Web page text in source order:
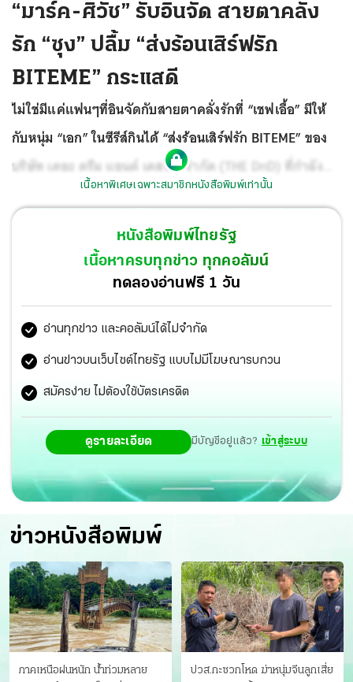
“มาร์ค-ศิวัช” รับอินจัด สายตาคลั่ง
รัก “ซุง” ปลื้ม “ส่งร้อนเสิร์ฟรัก
BITEME” กระแสดี
ไม่ใช่มีแค่แฟนๆที่อินจัดกับสายตาคลั่งรักที่ “เชฟเอื้อ” มีให้
กับหนุ่ม “เอก” ในซีรีส์กินได้ “ส่งร้อนเสิร์ฟรัก BITEME” ของ
บริษัท เดอะ ดรีม แอนด์ เดสทินี จำกัด (THE DnD) ที่กำลัง
เริ่มทวีความเข้มข้นอยู่ในหน้าจอ ช่อง One31 และ VIU ด้าน
นักแสดงนำอย่าง “มาร์ค-ศิวัช จำลองกุล” ที่มารับบทเป็น
“เอก” ยังออกปากว่าอินจัดไม่แพ้กันเพราะทุกครั้งที่ต้องเข้า
ฉากกับ “ซุง-กิดาการ ฉัตรแก้วมณี” ที่รับบทเป็น “เชฟเอื้อ”
เจ้าตัวก็รู้สึกได้ถึงสายตาคลั่งรักที่ซุงใช้ชวนมาร์คฟิน อินไป
กับความสัมพันธ์ระหว่างเอกและเชฟเอื้อเช่นกัน
เนื้อหาพิเศษเฉพาะสมาชิกหนังสือพิมพ์เท่านั้น
หนังสือพิมพ์ไทยรัฐ
เนื้อหาครบทุกข่าว ทุกคอลัมน์
ทดลองอ่านฟรี 1 วัน
อ่านทุกข่าว และคอลัมน์ได้ไม่จำกัด
อ่านข่าวบนเว็บไซต์ไทยรัฐ แบบไม่มีโฆษณารบกวน
สมัครง่าย ไม่ต้องใช้บัตรเครดิต
ดูรายละเอียด มีบัญชีอยู่แล้ว? เข้าสู่ระบบ
ข่าวหนังสือพิมพ์
ภาคเหนือฝนหนัก น้ำท่วมหลาย
ปวส.กะซวกโหด ฆ่าหนุ่มจีนลูกเสี่ย